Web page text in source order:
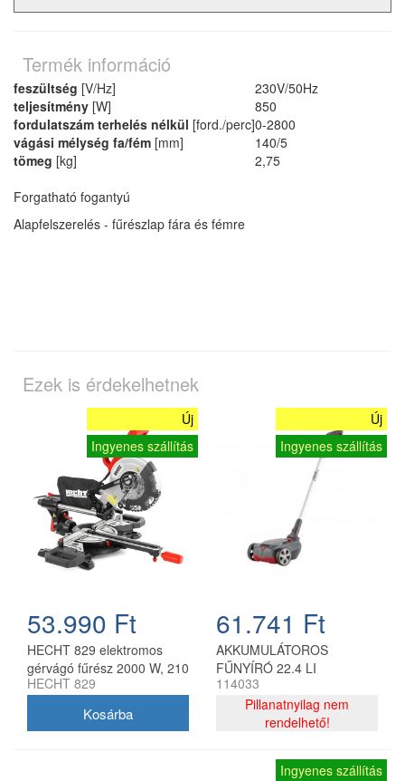
Termék információ
feszültség [V/Hz]
230V/50Hz
teljesítmény [W]
850
fordulatszám terhelés nélkül [ford./perc]0-2800
vágási mélység fa/fém [mm]
140/5
tömeg [kg]
2,75
Forgatható fogantyú
Alapfelszerelés - fűrészlap fára és fémre
Ezek is érdekelhetnek
Új
Ingyenes szállítás
53.990 Ft
HECHT 829 elektromos
gérvágó fűrész 2000 W, 210
mm
HECHT 829
Új
Ingyenes szállítás
61.741 Ft
AKKUMULÁTOROS
FŰNYÍRÓ 22.4 LI
COMF(UNIT)
114033
Pillanatnyilag nem
rendelhető!
Ingyenes szállítás